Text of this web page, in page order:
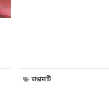
রাঙামাটি